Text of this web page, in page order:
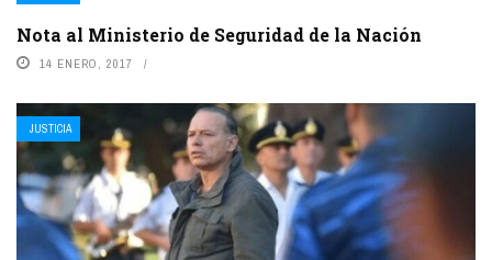
Nota al Ministerio de Seguridad de la Nación
14 ENERO, 2017
JUSTICIA